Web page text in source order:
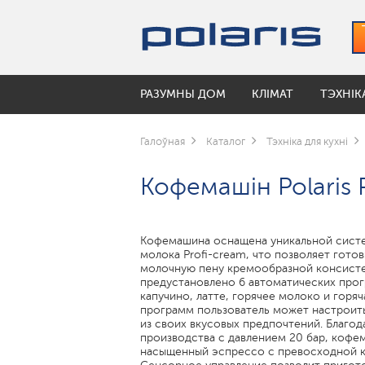
РАЗУМНЫ ДОМ
УМНЫЕ ВЕРТИКАЛЬНЫЕ
РАЗУМНЫЯ МУЛЬТИВАРКИ
КЛІМАТ
Аксэсуары для ўвільгатняльнікаў
ПАВЕТРААЧЫШЧАЛЬНІКІ
Кавамолкі
Чайнікі
МУЛЬТЫВАРКІ
Чары для мультыварак
ГРЫЛЬ-ПРЭС І ШАШЛЫЧНІЦЫ
МІКРАХВАЛЕВЫЯ ПЕЧЫ
Коллекция посуды Monolit
Коллекция посуды Solid
Ирригаторы
Галоўная Каталог Тэхніка для кухні
Кофемашін Polaris
Кофемашина оснащена уникальной
молока Profi-cream, что позволяет
молочную пену кремообразной
предустановлено 6 автоматических
капучино, латте, горячее молоко и
программ пользователь может
из своих вкусовых предпочтений.
производства с давлением 20 бар,
насыщенный эспрессо с превосходной